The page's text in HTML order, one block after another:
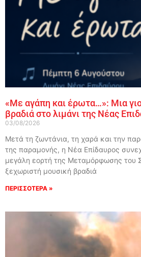
«Με αγάπη και έρωτα…»: Μια
βραδιά στο λιμάνι της Νέας
03/08/2026
Μετά τη ζωντάνια, τη χαρά και την
της παραμονής, η Νέα Επίδαυρος
μεγάλη εορτή της Μεταμόρφωσης του
ξεχωριστή μουσική βραδιά
ΠΕΡΙΣΣΟΤΕΡΑ »